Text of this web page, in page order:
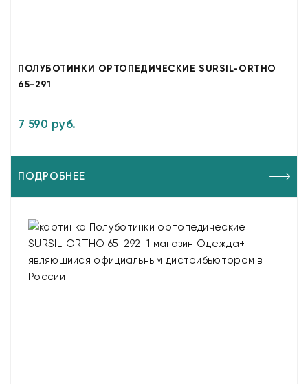
ПОЛУБОТИНКИ ОРТОПЕДИЧЕСКИЕ SURSIL-ORTHO
65-291
7 590 руб.
ПОДРОБНЕЕ